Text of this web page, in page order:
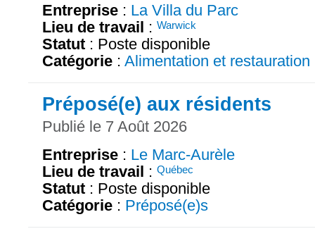
Entreprise : La Villa du Parc
Lieu de travail : Warwick
Statut : Poste disponible
Catégorie : Alimentation et restauration
Préposé(e) aux résidents
Publié le 7 Août 2026
Entreprise : Le Marc-Aurèle
Lieu de travail : Québec
Statut : Poste disponible
Catégorie : Préposé(e)s